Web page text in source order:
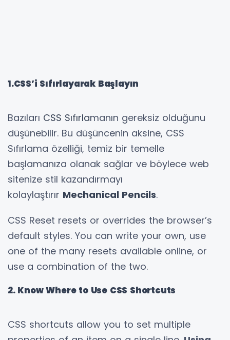
1.CSS’i Sıfırlayarak Başlayın
Bazıları CSS Sıfırlamanın gereksiz olduğunu
düşünebilir. Bu düşüncenin aksine, CSS
Sıfırlama özelliği, temiz bir temelle
başlamanıza olanak sağlar ve böylece web
sitenize stil kazandırmayı
kolaylaştırır Mechanical Pencils.
CSS Reset resets or overrides the browser’s
default styles. You can write your own, use
one of the many resets available online, or
use a combination of the two.
2. Know Where to Use CSS Shortcuts
CSS shortcuts allow you to set multiple